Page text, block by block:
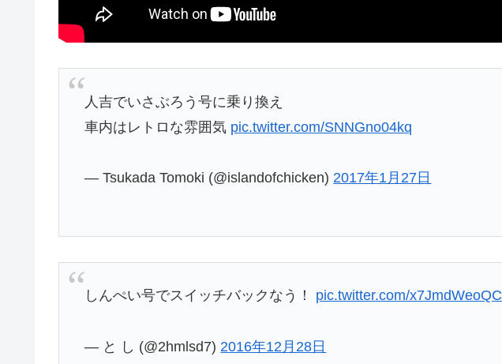
人吉でいさぶろう号に乗り換え
車内はレトロな雰囲気 pic.twitter.com/SNNGno04kq
— Tsukada Tomoki (@islandofchicken) 2017年1月27日
しんぺい号でスイッチバックなう！ pic.twitter.com/x7JmdWeoQC
— と し (@2hmlsd7) 2016年12月28日